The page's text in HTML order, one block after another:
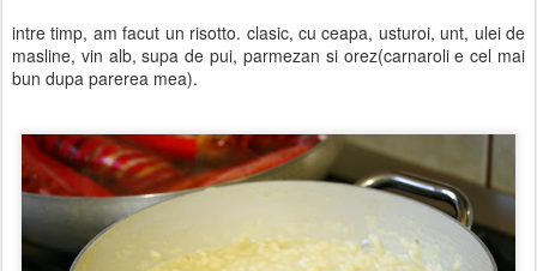
intre timp, am facut un risotto. clasic, cu ceapa, usturoi, unt, ulei de
masline, vin alb, supa de pui, parmezan si orez(carnaroli e cel mai
bun dupa parerea mea).